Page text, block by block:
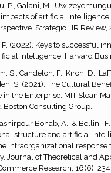
P., Galani, M.,
impacts of artificial intelligence
Strategic HR Review,
(2022). Keys to successful
intelligence. Harvard
S., Candelon, F., Kiron, D.,
S. (2021). The Cultural
in the Enterprise. MIT Sloan
Boston Consulting Group.
Bonab, A., & Bellini, F.
structure and artificial
intraorganizational response
Journal of Theoretical and
Research, 16(6),